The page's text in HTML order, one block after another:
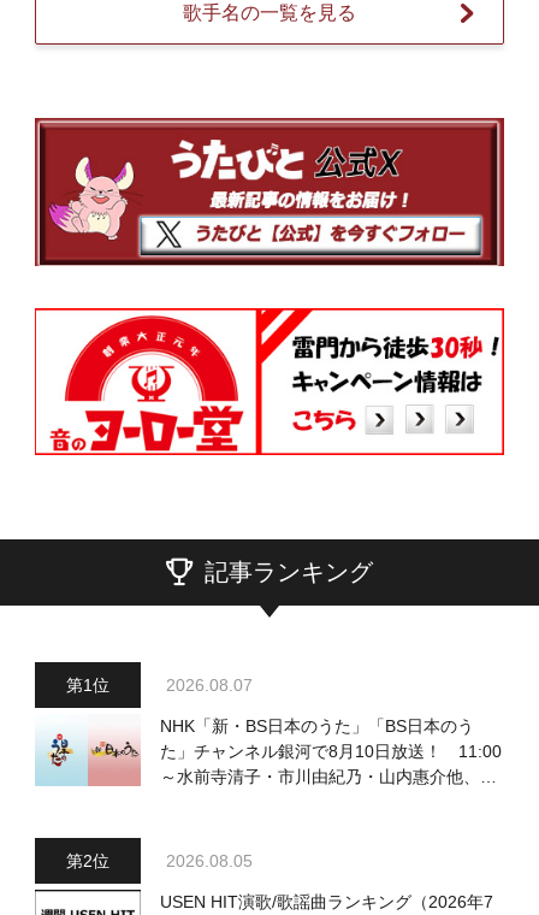
歌手名の一覧を見る
記事ランキング
2026.08.07
NHK「新・BS日本のうた」「BS日本のう
た」チャンネル銀河で8月10日放送！ 11:00
～水前寺清子・市川由紀乃・山内惠介他、
2026.08.05
USEN HIT演歌/歌謡曲ランキング（2026年7